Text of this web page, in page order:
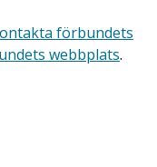
förbundets
webbplats.